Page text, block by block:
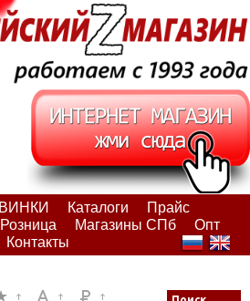
Каталоги
Прайс
Розница Магазины СПб
Опт
Контакты